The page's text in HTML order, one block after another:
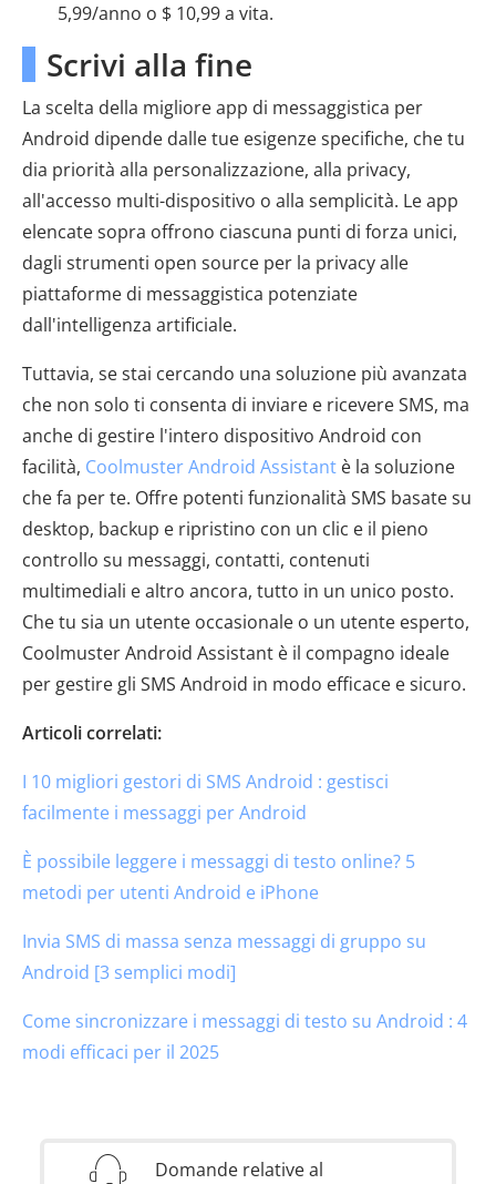
5,99/anno o $ 10,99 a vita.
Scrivi alla fine
La scelta della migliore app di messaggistica per
Android dipende dalle tue esigenze specifiche, che tu
dia priorità alla personalizzazione, alla privacy,
all'accesso multi-dispositivo o alla semplicità. Le app
elencate sopra offrono ciascuna punti di forza unici,
dagli strumenti open source per la privacy alle
piattaforme di messaggistica potenziate
dall'intelligenza artificiale.
Tuttavia, se stai cercando una soluzione più avanzata
che non solo ti consenta di inviare e ricevere SMS, ma
anche di gestire l'intero dispositivo Android con
facilità, Coolmuster Android Assistant è la soluzione
che fa per te. Offre potenti funzionalità SMS basate su
desktop, backup e ripristino con un clic e il pieno
controllo su messaggi, contatti, contenuti
multimediali e altro ancora, tutto in un unico posto.
Che tu sia un utente occasionale o un utente esperto,
Coolmuster Android Assistant è il compagno ideale
per gestire gli SMS Android in modo efficace e sicuro.
Articoli correlati:
I 10 migliori gestori di SMS Android : gestisci
facilmente i messaggi per Android
È possibile leggere i messaggi di testo online? 5
metodi per utenti Android e iPhone
Invia SMS di massa senza messaggi di gruppo su
Android [3 semplici modi]
Come sincronizzare i messaggi di testo su Android : 4
modi efficaci per il 2025
Domande relative al